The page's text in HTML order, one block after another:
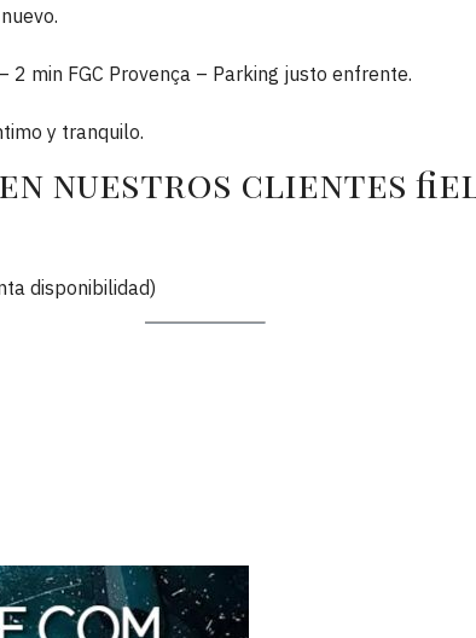
min FGC Provença – Parking justo enfrente.
y tranquilo.
nuestros clientes
disponibilidad)